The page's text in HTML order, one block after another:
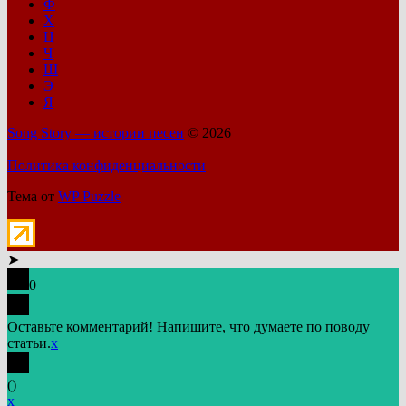
Ф
Х
Ц
Ч
Ш
Э
Я
Song Story — истории песен © 2026
Политика конфиденциальности
Тема от WP Puzzle
➤
0
Оставьте комментарий! Напишите, что думаете по поводу
статьи.x
()
x